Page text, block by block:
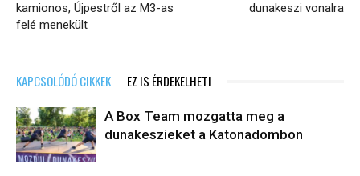
kamionos, Újpestről az M3-as
felé menekült
dunakeszi vonalra
KAPCSOLÓDÓ CIKKEK EZ IS ÉRDEKELHETI
A Box Team mozgatta meg a
dunakeszieket a Katonadombon